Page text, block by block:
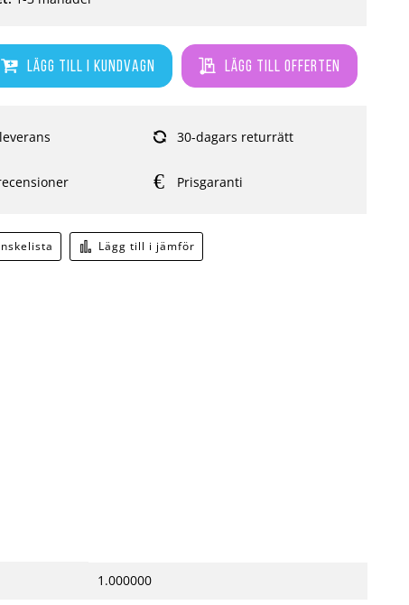
Lägg till i kundvagn Lägg till offerten
Lägg till i jämför
30-dagars returrätt
Prisgaranti
1.000000